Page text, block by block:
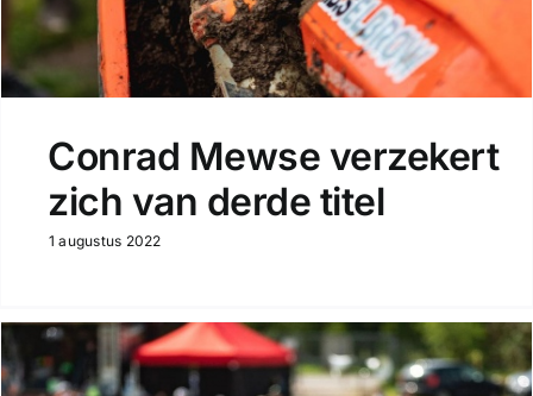
Conrad Mewse verzekert
zich van derde titel
1 augustus 2022